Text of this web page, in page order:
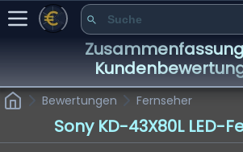
Bewertungen Fernseher
Sony KD-43X80L LED-